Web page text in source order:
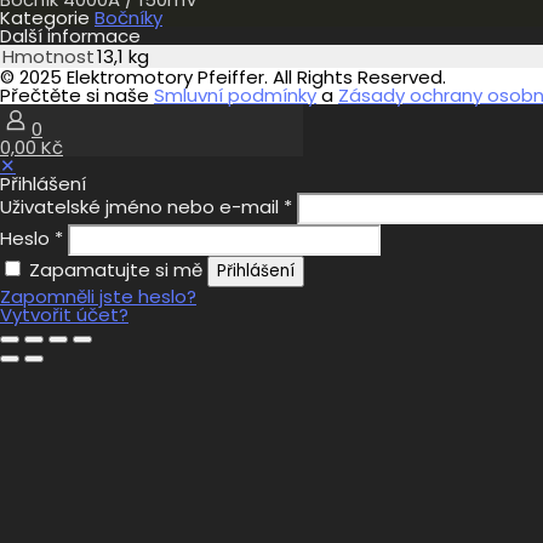
Kategorie Bočníky
Další informace
Hmotnost13,1 kg
© 2025 Elektromotory Pfeiffer. All Rights Reserved.
Přečtěte si naše Smluvní podmínkya Zásady ochrany
0
0,00 Kč
✕
Přihlášení
Uživatelské jméno nebo e-mail *
Heslo *
Zapamatujte si mě
Přihlášení
Zapomněli jste heslo?
Vytvořit účet?